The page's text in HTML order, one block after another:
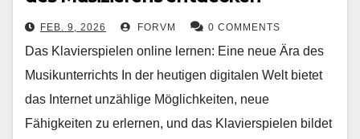
FEB. 9, 2026 FORVM 0 COMMENTS
Das Klavierspielen online lernen: Eine neue Ära des
Musikunterrichts In der heutigen digitalen Welt bietet
das Internet unzählige Möglichkeiten, neue
Fähigkeiten zu erlernen, und das Klavierspielen bildet